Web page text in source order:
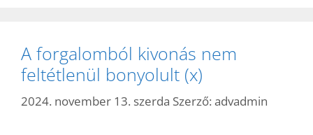
A forgalomból kivonás nem
feltétlenül bonyolult (x)
2024. november 13. szerda Szerző: advadmin